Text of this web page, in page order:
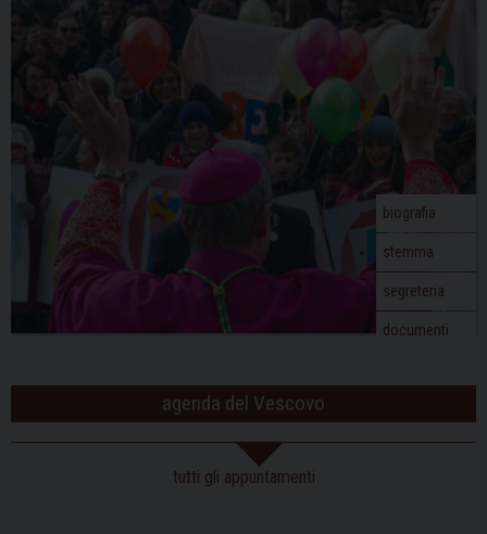
biografia
stemma
segreteria
documenti
agenda del Vescovo
tutti gli appuntamenti